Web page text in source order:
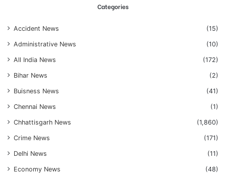
Categories
Accident News (15)
Administrative News (10)
All India News (172)
Bihar News (2)
Buisness News (41)
Chennai News (1)
Chhattisgarh News (1,860)
Crime News (171)
Delhi News (11)
Economy News (48)